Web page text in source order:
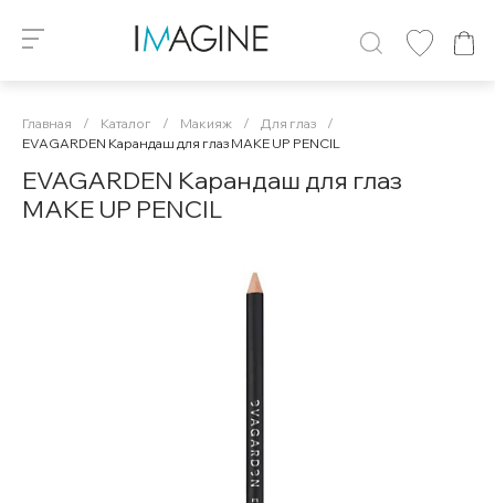
Главная / Каталог / Макияж / Для глаз
/
EVAGARDEN Карандаш для глаз MAKE UP PENCIL
EVAGARDEN Карандаш для глаз
MAKE UP PENCIL